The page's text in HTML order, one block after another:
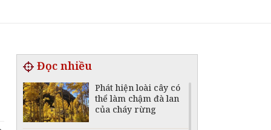
Đọc nhiều
Phát hiện loài cây có
thể làm chậm đà lan
của cháy rừng